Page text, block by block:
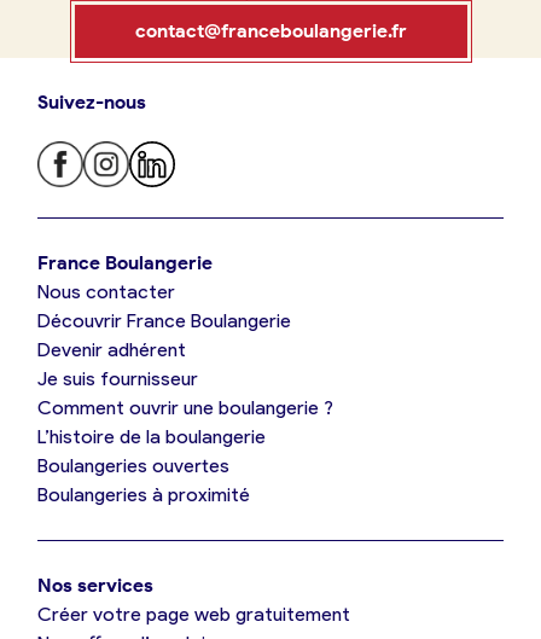
Je trouve ma boulangerie
Je suis boulanger
Je découvre France Boulangerie
Mes tarifs
Je référence ma boulangerie (gratuit)
Je référence
ma
09 86 23 49 09
Oui, appeler
Non, annuler
contact@franceboulangerie.fr
Suivez-nous
France Boulangerie
Nous contacter
Découvrir France Boulangerie
Devenir adhérent
Je suis fournisseur
Comment ouvrir une boulangerie ?
L’histoire de la boulangerie
Boulangeries ouvertes
Boulangeries à proximité
Nos services
Créer votre page web gratuitement